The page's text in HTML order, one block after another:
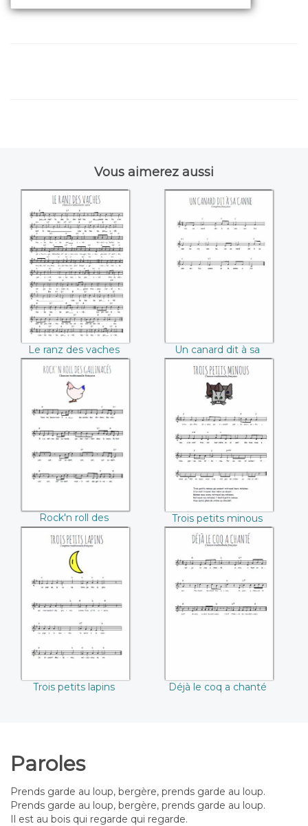
Vous aimerez aussi
Le ranz des vaches
Le ranz des vaches
Un canard dit à sa
canne
Un canard dit à sa
canne
Rock'n roll des
gallinacés
Rock'n roll des
gallinacés
Trois petits minous
Trois petits minous
Trois petits lapins
Trois petits lapins
Déjà le coq a
chanté
Déjà le coq a chanté
Paroles
Prends garde au loup, bergère, prends garde au loup.
Prends garde au loup, bergère, prends garde au loup.
Il est au bois qui regarde qui regarde.